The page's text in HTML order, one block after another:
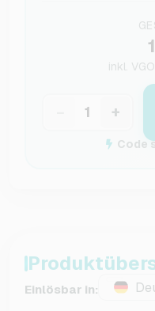
inkl.
+
Code
Einlösbar in: